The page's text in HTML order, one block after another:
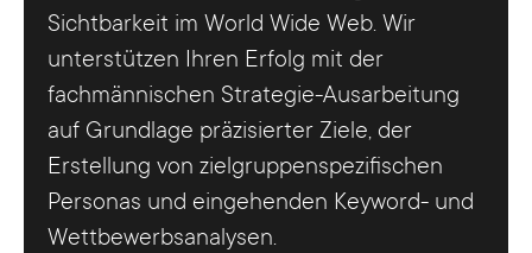
Sichtbarkeit im World Wide Web. Wir
unterstützen Ihren Erfolg mit der
fachmännischen Strategie-Ausarbeitung
auf Grundlage präzisierter Ziele, der
Erstellung von zielgruppenspezifischen
Personas und eingehenden Keyword- und
Wettbewerbsanalysen.